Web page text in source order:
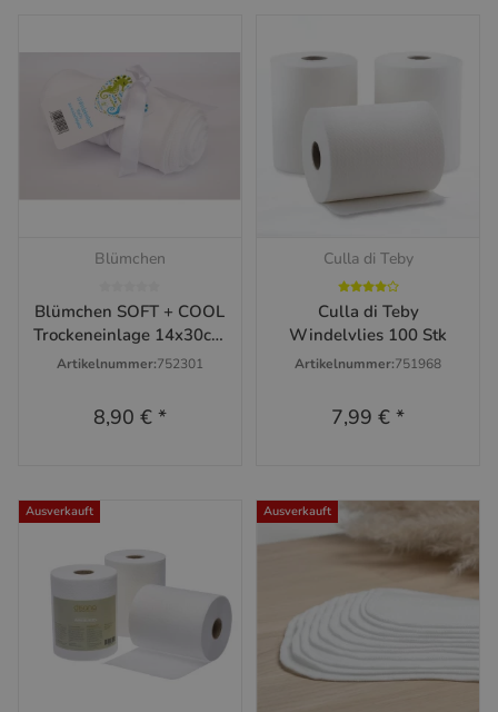
Blümchen
Blümchen SOFT + COOL
Trockeneinlage 14x30cm
(10 Stück )
Artikelnummer:752301
8,90 € *
Culla di Teby
Culla di Teby
Windelvlies 100 Stk
Artikelnummer:751968
7,99 €*
Ausverkauft Ausverkauft